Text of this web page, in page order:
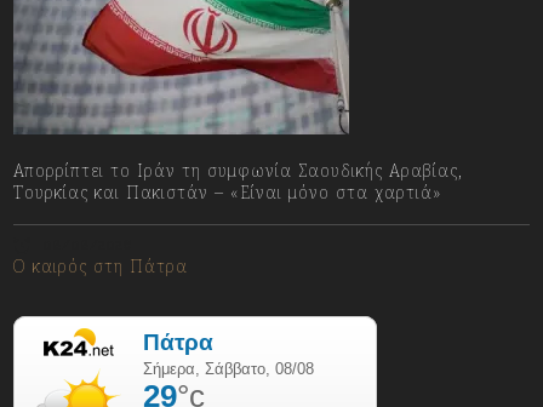
Απορρίπτει το Ιράν τη συμφωνία Σαουδικής Αραβίας,
Τουρκίας και Πακιστάν – «Είναι μόνο στα χαρτιά»
Ο καιρός στη Πάτρα